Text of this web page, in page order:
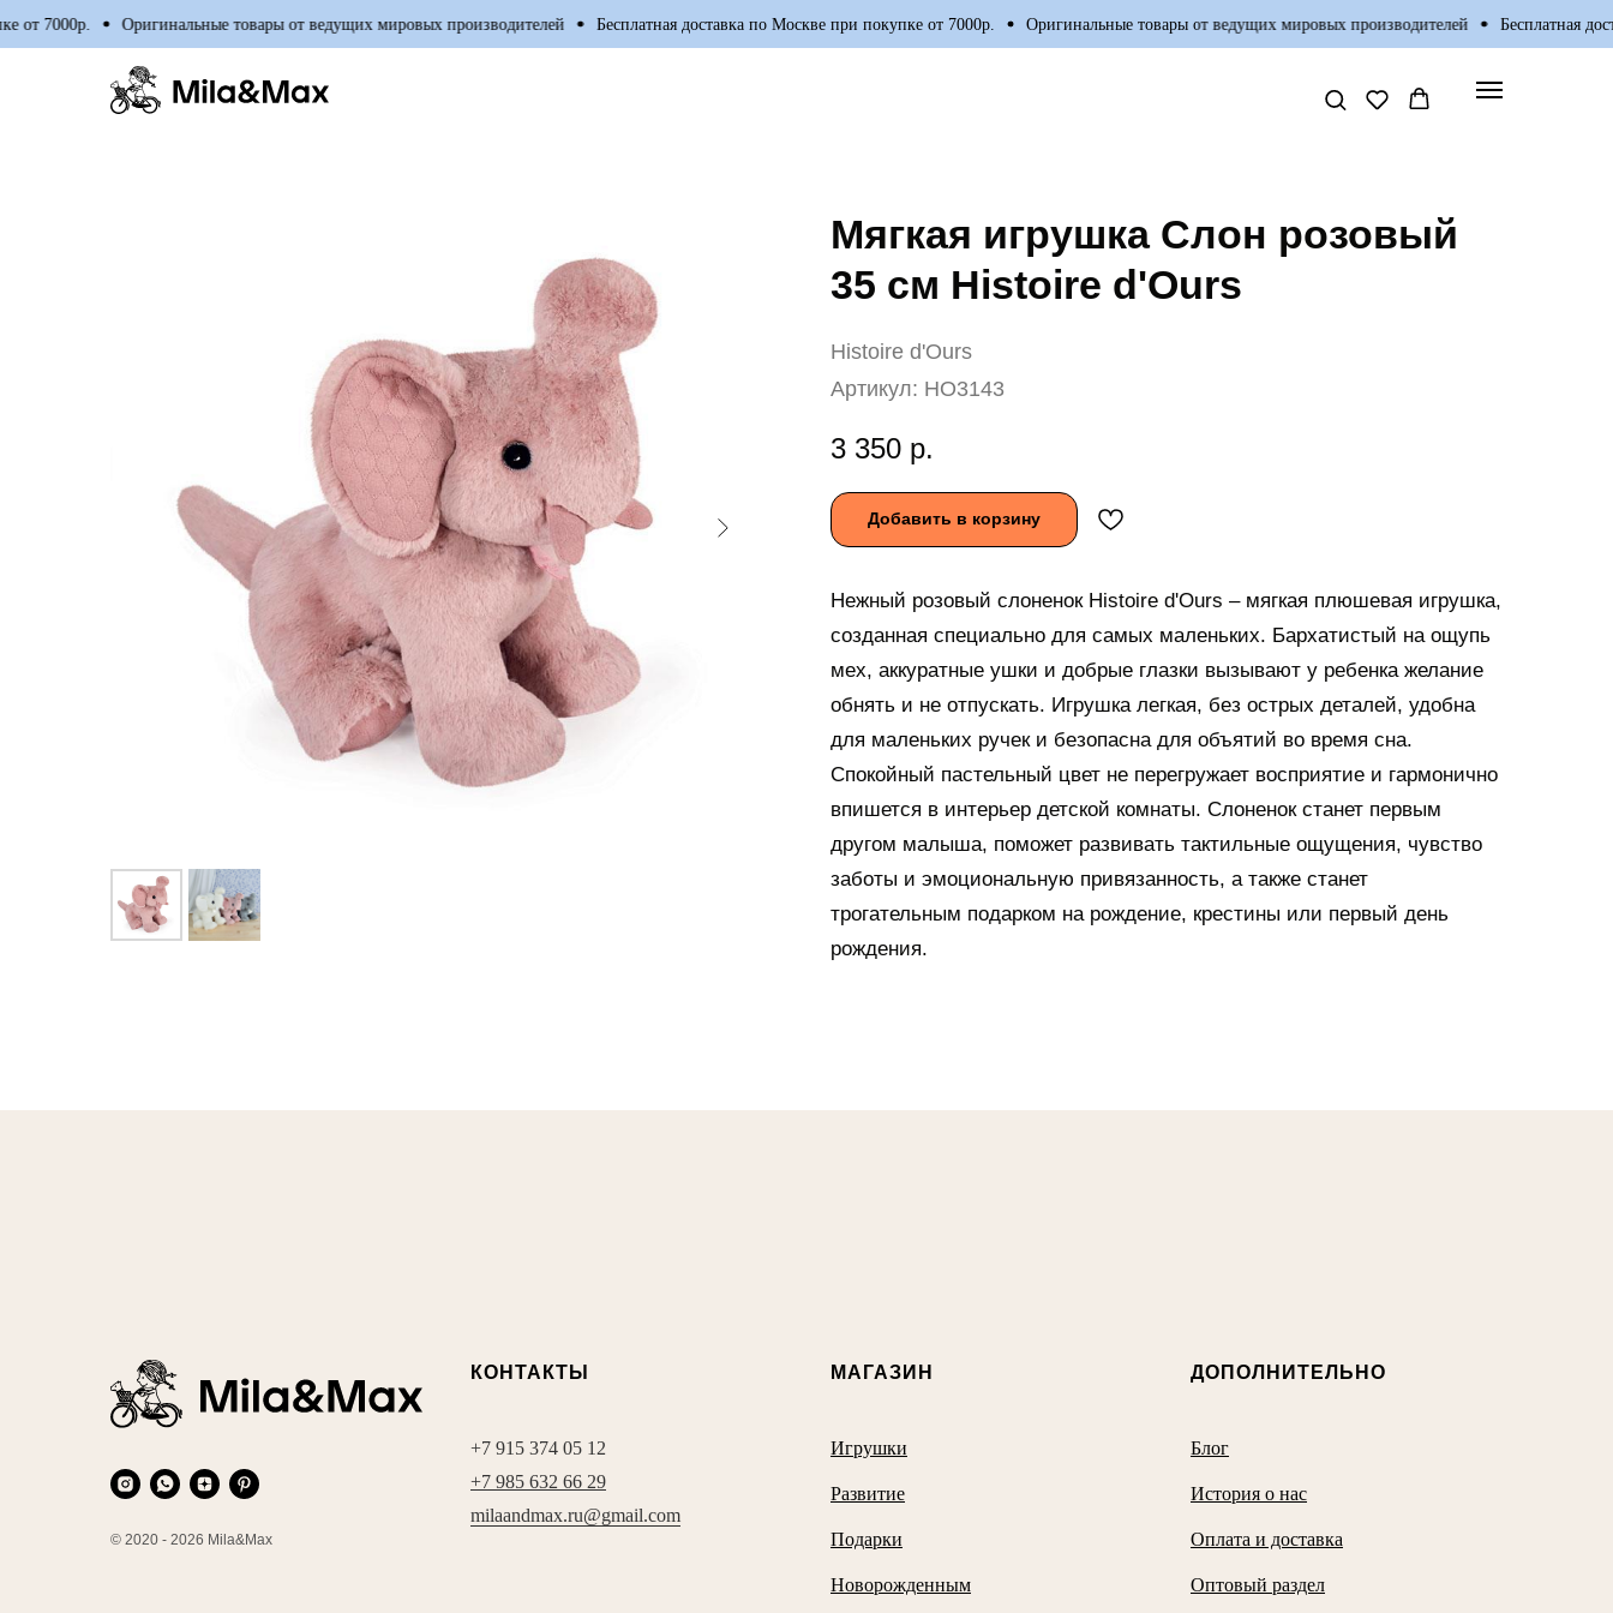
7000р. Оригинальные товары от ведущих мировых производителей Бесплатная доставка по Москве при покупке от 7000р. Оригинальные товары от ведущих мировых производителей Бесплатная
Мягкая игрушка Слон розовый
35 cм Histoire d'Ours
Histoire d'Ours
Артикул: HO3143
3 350 р.
Добавить в корзину
Нежный розовый слоненок Histoire d'Ours – мягкая плюшевая игрушка,
созданная специально для самых маленьких. Бархатистый на ощупь
мех, аккуратные ушки и добрые глазки вызывают у ребенка желание
обнять и не отпускать. Игрушка легкая, без острых деталей, удобна
для маленьких ручек и безопасна для объятий во время сна.
Спокойный пастельный цвет не перегружает восприятие и гармонично
впишется в интерьер детской комнаты. Слоненок станет первым
другом малыша, поможет развивать тактильные ощущения, чувство
заботы и эмоциональную привязанность, а также станет
трогательным подарком на рождение, крестины или первый день
рождения.
© 2020 - 2026 Mila&Max
КОНТАКТЫ
+7 915 374 05 12
+7 985 632 66 29
milaandmax.ru@gmail.com
МАГАЗИН
Игрушки
Развитие
Подарки
Новорожденным
ДОПОЛНИТЕЛЬНО
Блог
История о нас
Оплата и доставка
Оптовый раздел